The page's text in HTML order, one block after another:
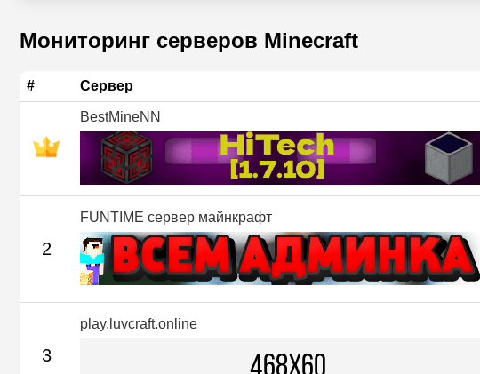
Мониторинг серверов Minecraft
# Сервер
BestMineNN
2
FUNTIME сервер майнкрафт
3
play.luvcraft.online